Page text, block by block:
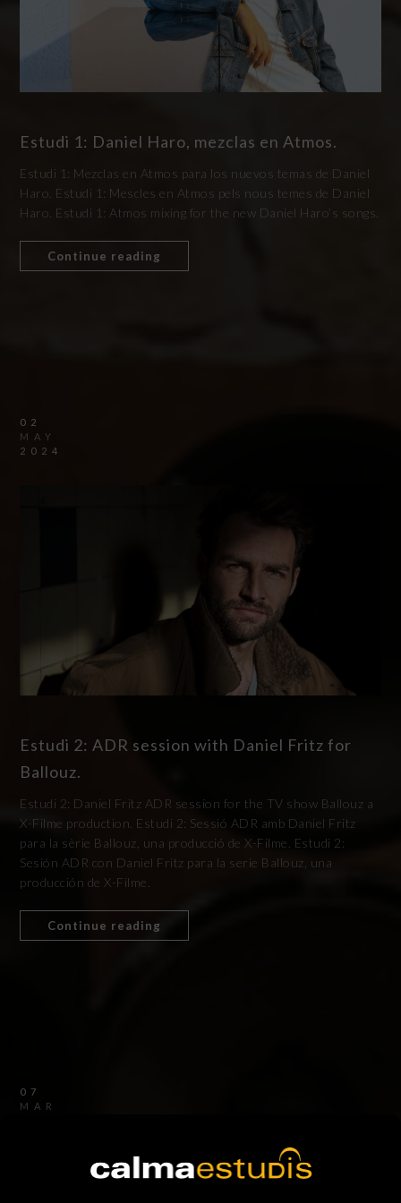
Estudi 1: Daniel Haro, mezclas en Atmos.
Estudi 1: Mezclas en Atmos para los nuevos temas de Daniel
Haro. Estudi 1: Mescles en Atmos pels nous temes de Daniel
Haro. Estudi 1: Atmos mixing for the new Daniel Haro’s songs.
Continue reading
02
MAY
2024
Estudi 2: ADR session with Daniel Fritz for
Ballouz.
Estudi 2: Daniel Fritz ADR session for the TV show Ballouz a
X-Filme production. Estudi 2: Sessió ADR amb Daniel Fritz
para la sèrie Ballouz, una producció de X-Filme. Estudi 2:
Sesión ADR con Daniel Fritz para la serie Ballouz, una
producción de X-Filme.
Continue reading
07
MAR